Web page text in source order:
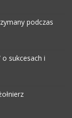
podczas
o sukcesach i